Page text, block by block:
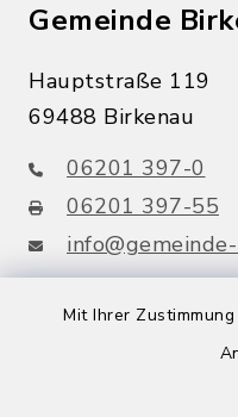
Mit Ihrer
Gemeinde
Hauptstraße 119
69488 Birkenau
06201 397-0
06201 397-55
facebookyoutube